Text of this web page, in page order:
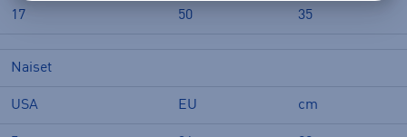
17 50 35
Naiset
USA EU cm